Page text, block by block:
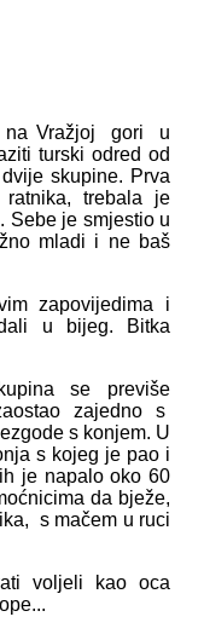
na Vražjoj gori u
turski odred od
skupine. Prva
trebala je
Sebe je smjestio u
mladi i ne baš
zapovijedima i
u bijeg. Bitka
se previše
zajedno s
s konjem. U
s kojeg je pao i
je napalo oko 60
da bježe,
s mačem u ruci
voljeli kao oca